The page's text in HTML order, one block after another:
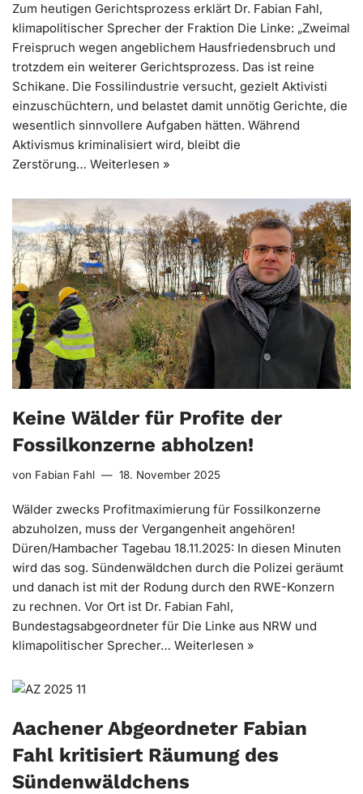
Zum heutigen Gerichtsprozess erklärt Dr. Fabian Fahl,
klimapolitischer Sprecher der Fraktion Die Linke: „Zweimal
Freispruch wegen angeblichem Hausfriedensbruch und
trotzdem ein weiterer Gerichtsprozess. Das ist reine
Schikane. Die Fossilindustrie versucht, gezielt Aktivisti
einzuschüchtern, und belastet damit unnötig Gerichte, die
wesentlich sinnvollere Aufgaben hätten. Während
Aktivismus kriminalisiert wird, bleibt die
Zerstörung… Weiterlesen »
Keine Wälder für Profite der
Fossilkonzerne abholzen!
von Fabian Fahl 18. November 2025
Wälder zwecks Profitmaximierung für Fossilkonzerne
abzuholzen, muss der Vergangenheit angehören!
Düren/Hambacher Tagebau 18.11.2025: In diesen Minuten
wird das sog. Sündenwäldchen durch die Polizei geräumt
und danach ist mit der Rodung durch den RWE-Konzern
zu rechnen. Vor Ort ist Dr. Fabian Fahl,
Bundestagsabgeordneter für Die Linke aus NRW und
klimapolitischer Sprecher… Weiterlesen »
Aachener Abgeordneter Fabian
Fahl kritisiert Räumung des
Sündenwäldchens